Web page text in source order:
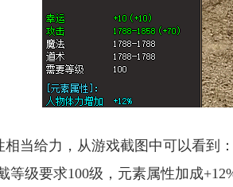
当给力，从游戏截图中可以看到
等级要求100级，元素属性加成